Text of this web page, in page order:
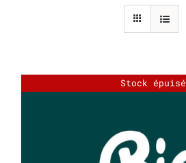
Stock épuisé